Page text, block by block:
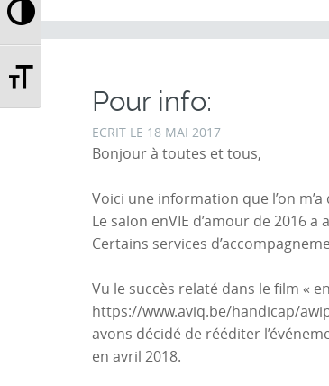
Passer en contraste
Changer la taille de la
Pour info:
ECRIT LE 18 MAI 2017
Bonjour à toutes et tous,
Voici une information que l’on
Le salon enVIE d’amour de 2016
Certains services
Vu le succès relaté dans le film «
https://www.aviq.be/handicap/
avons décidé de rééditer
en avril 2018.